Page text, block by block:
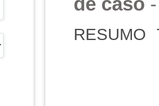
RESUMO